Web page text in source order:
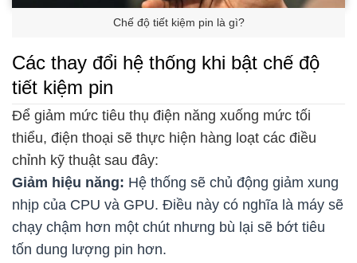
Chế độ tiết kiệm pin là gì?
Các thay đổi hệ thống khi bật chế độ
tiết kiệm pin
Để giảm mức tiêu thụ điện năng xuống mức tối
thiểu, điện thoại sẽ thực hiện hàng loạt các điều
chỉnh kỹ thuật sau đây:
Giảm hiệu năng: Hệ thống sẽ chủ động giảm xung
nhịp của CPU và GPU. Điều này có nghĩa là máy sẽ
chạy chậm hơn một chút nhưng bù lại sẽ bớt tiêu
tốn dung lượng pin hơn.